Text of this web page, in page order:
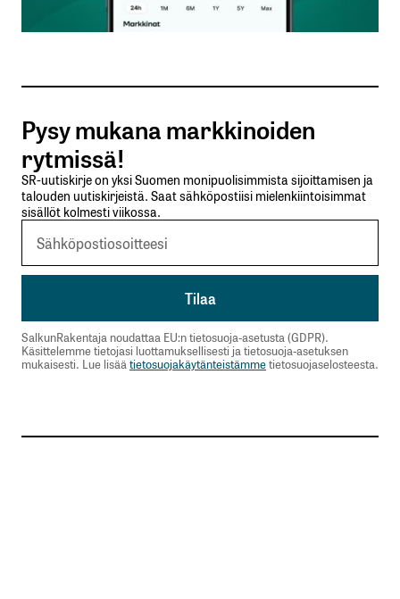
Sähköpostiosoitteesi
Tilaa SalkunRakentajan uutiskirje
Lähetä kommentti
Pysy mukana markkinoiden
rytmissä!
SR-uutiskirje on yksi Suomen monipuolisimmista sijoittamisen ja
talouden uutiskirjeistä. Saat sähköpostiisi mielenkiintoisimmat
sisällöt kolmesti viikossa.
SalkunRakentaja noudattaa EU:n tietosuoja-asetusta (GDPR).
Käsittelemme tietojasi luottamuksellisesti ja tietosuoja-asetuksen
mukaisesti. Lue lisää tietosuojakäytänteistämmetietosuojaselosteesta.